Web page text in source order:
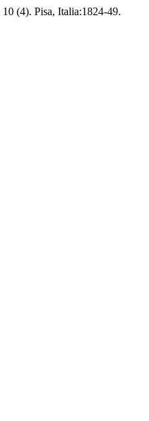
10 (4). Pisa, Italia:1824-49.